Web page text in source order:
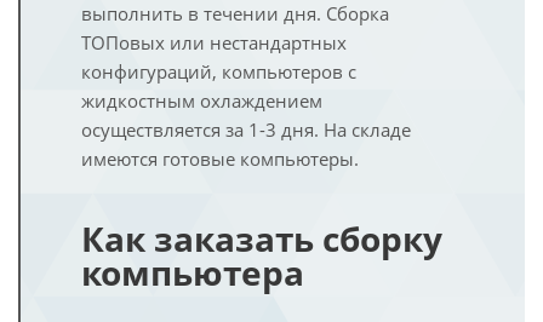
выполнить в течении дня. Сборка
ТОПовых или нестандартных
конфигураций, компьютеров с
жидкостным охлаждением
осуществляется за 1-3 дня. На складе
имеются готовые компьютеры.
Как заказать сборку
компьютера